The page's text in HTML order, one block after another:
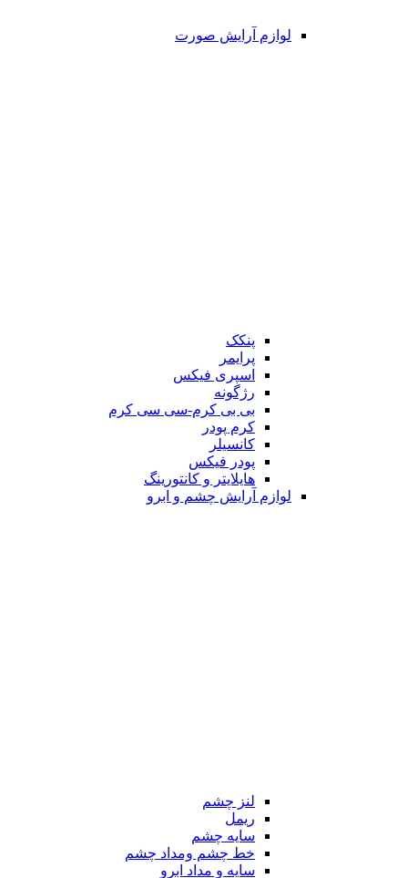
لوازم آرایش صورت
پنکک
پرایمر
اسپری فیکس
رژگونه
بی بی کرم-سی سی کرم
کرم پودر
کانسیلر
پودر فیکس
هایلایتر و کانتورینگ
لوازم آرایش چشم و ابرو
لنز چشم
ریمل
سایه چشم
خط چشم ومداد چشم
سایه و مداد ابرو